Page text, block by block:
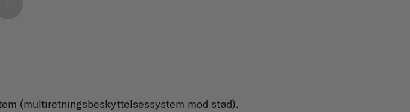
(multiretningsbeskyttelsessystem mod stød).